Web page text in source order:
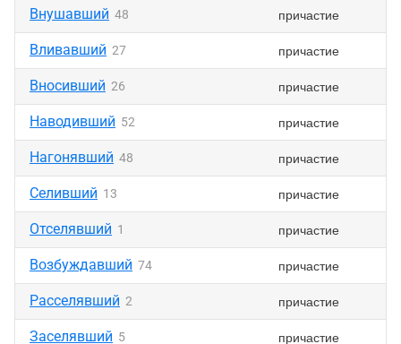
Внушавший 48 причастие
Вливавший 27 причастие
Вносивший 26 причастие
Наводивший 52 причастие
Нагонявший 48 причастие
Селивший 13 причастие
Отселявший 1 причастие
Возбуждавший 74 причастие
Расселявший 2 причастие
Заселявший 5 причастие